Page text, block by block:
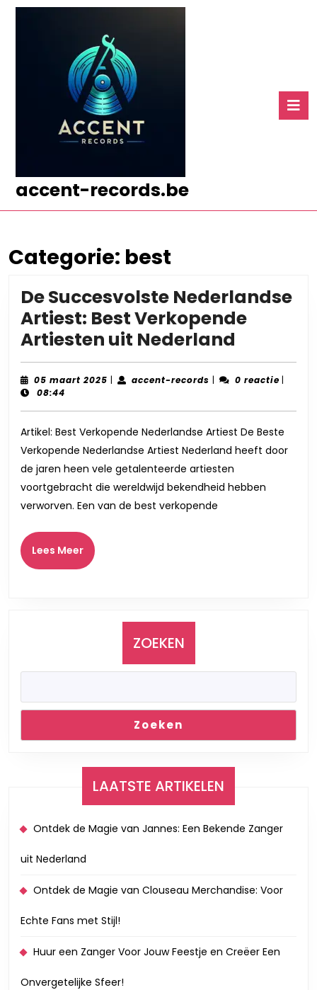
accent-records.be
Categorie: best
De Succesvolste Nederlandse
Artiest: Best Verkopende
Artiesten uit Nederland
Best
uit
05 maart 2025 05
| accent-records accent-
| 0 reactie |
08:44
Artikel: Best Verkopende Nederlandse Artiest De Beste
Verkopende Nederlandse Artiest Nederland heeft door
de jaren heen vele getalenteerde artiesten
voortgebracht die wereldwijd bekendheid hebben
verworven. Een van de best verkopende
Lees MeerLees
Meer
ZOEKEN
Zoeken
LAATSTE ARTIKELEN
Ontdek de Magie van Jannes: Een Bekende Zanger
uit Nederland
Ontdek de Magie van Clouseau Merchandise: Voor
Echte Fans met Stijl!
Huur een Zanger Voor Jouw Feestje en Creëer Een
Onvergetelijke Sfeer!